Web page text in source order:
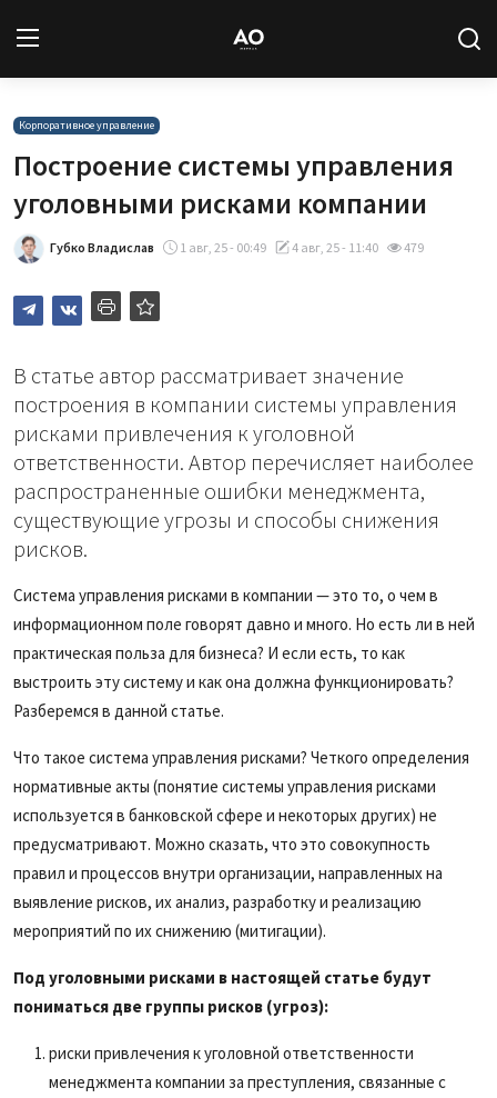
Вход
Новости
Статьи
Авторы
База знаний
Подписка
Корпоративное управление
Построение системы управления
уголовными рисками компании
Губко Владислав 1 авг, 25 - 00:49 4 авг, 25 - 11:40 479
В статье автор рассматривает значение
построения в компании системы управления
рисками привлечения к уголовной
ответственности. Автор перечисляет наиболее
распространенные ошибки менеджмента,
существующие угрозы и способы снижения
рисков.
Система управления рисками в компании — это то, о чем в
информационном поле говорят давно и много. Но есть ли в ней
практическая польза для бизнеса? И если есть, то как
выстроить эту систему и как она должна функционировать?
Разберемся в данной статье.
Что такое система управления рисками? Четкого определения
нормативные акты (понятие системы управления рисками
используется в банковской сфере и некоторых других) не
предусматривают. Можно сказать, что это совокупность
правил и процессов внутри организации, направленных на
выявление рисков, их анализ, разработку и реализацию
мероприятий по их снижению (митигации).
Под уголовными рисками в настоящей статье будут
пониматься две группы рисков (угроз):
риски привлечения к уголовной ответственности
менеджмента компании за преступления, связанные с